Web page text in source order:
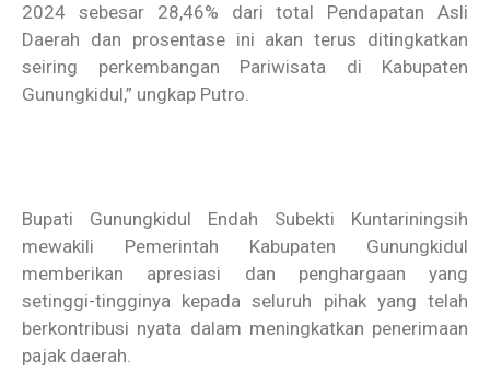
2024 sebesar 28,46% dari total Pendapatan Asli
Daerah dan prosentase ini akan terus ditingkatkan
seiring perkembangan Pariwisata di Kabupaten
Gunungkidul,” ungkap Putro.
Bupati Gunungkidul Endah Subekti Kuntariningsih
mewakili Pemerintah Kabupaten Gunungkidul
memberikan apresiasi dan penghargaan yang
setinggi-tingginya kepada seluruh pihak yang telah
berkontribusi nyata dalam meningkatkan penerimaan
pajak daerah.